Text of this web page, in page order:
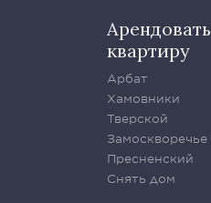
Арендовать
квартиру
Арбат
Хамовники
Тверской
Замоскворечье
Пресненский
Снять дом